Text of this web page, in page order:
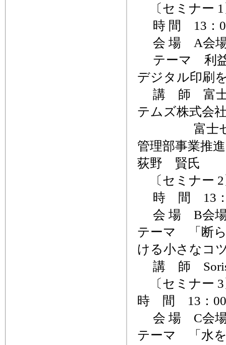
〔セミナー 1
時 間 13：
会 場 A会
テーマ 利益
デジタル印刷
講 師 富士
テムズ株式会
富士ゼロッ
管理部事業推
荻野 賢氏
〔セミナー 2
時 間 13：
会 場 B会
テーマ 「断ら
ける小さなコ
講 師 Soriso
〔セミナー 3
時 間 13：00
会 場 C会
テーマ 「水を